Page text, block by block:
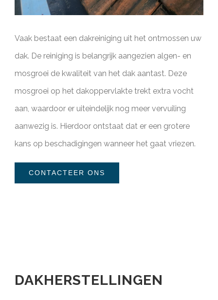
Vaak bestaat een dakreiniging uit het ontmossen uw
dak. De reiniging is belangrijk aangezien algen- en
mosgroei de kwaliteit van het dak aantast. Deze
mosgroei op het dakoppervlakte trekt extra vocht
aan, waardoor er uiteindelijk nog meer vervuiling
aanwezig is. Hierdoor ontstaat dat er een grotere
kans op beschadigingen wanneer het gaat vriezen.
CONTACTEER ONS
DAKHERSTELLINGEN